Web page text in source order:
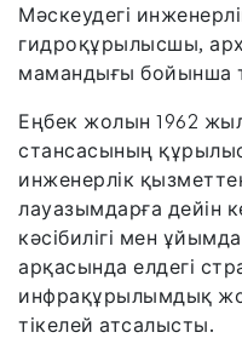
Мәскеудегі
гидроқұрылысшы,
мамандығы бойынша
Еңбек жолын 1962
стансасының
инженерлік
лауазымдарға дейін
кәсібилігі мен
арқасында елдегі
инфрақұрылымдық
тікелей атсалысты.